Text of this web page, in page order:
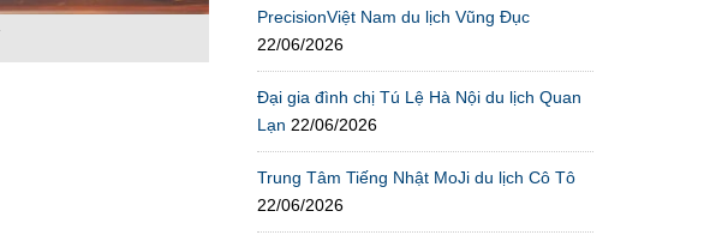
PrecisionViệt Nam du lịch Vũng Đục
22/06/2026
Đại gia đình chị Tú Lệ Hà Nội du lịch Quan
Lạn 22/06/2026
Trung Tâm Tiếng Nhật MoJi du lịch Cô Tô
22/06/2026